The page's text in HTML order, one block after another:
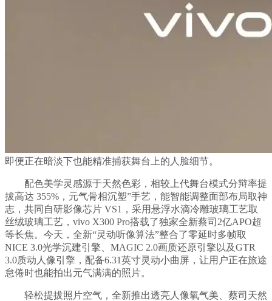
即便正在暗淡下也能精准捕获舞台上的人脸细节。
配色美学灵感源于天然色彩，相较上代舞台模式分辩率提
拔高达 355%，元气骨相沉塑”手艺，能智能调整面部布局取神
志，共同自研影像芯片 VS1，采用悬浮水滴冷雕玻璃工艺取
丝绒玻璃工艺，vivo X300 Pro搭载了独家全新蔡司2亿APO超
等长焦。今天，全新“灵动听像算法”整合了零延时多帧取
NICE 3.0光学沉建引擎、MAGIC 2.0画质还原引擎以及GTR
3.0质动人像引擎，配备6.31英寸灵动小曲屏，让用户正在旅途
怠倦时也能拍出元气满满的照片。
轻松提拔照片空气，全新推出透亮人像氧气美、蔡司天然